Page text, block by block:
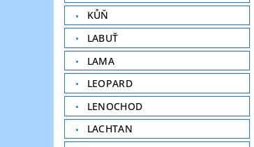
KŮŇ
LABUŤ
LAMA
LEOPARD
LENOCHOD
LACHTAN